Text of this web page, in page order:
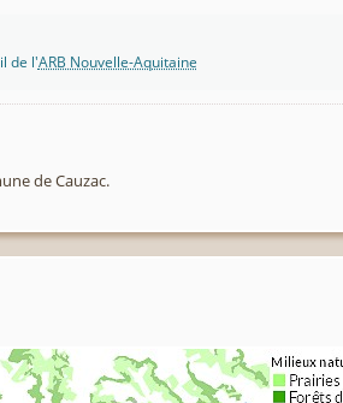
de l'ARB Nouvelle-Aquitaine
de Cauzac.